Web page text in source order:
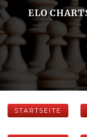
ELO
STARTSEITE